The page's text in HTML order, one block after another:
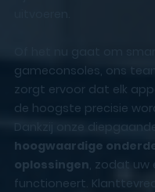
gameconsoles, ons
zorgt ervoor dat elk
de hoogste precisie
Dankzij onze
hoogwaardige
oplossingen, zodat uw
functioneert.